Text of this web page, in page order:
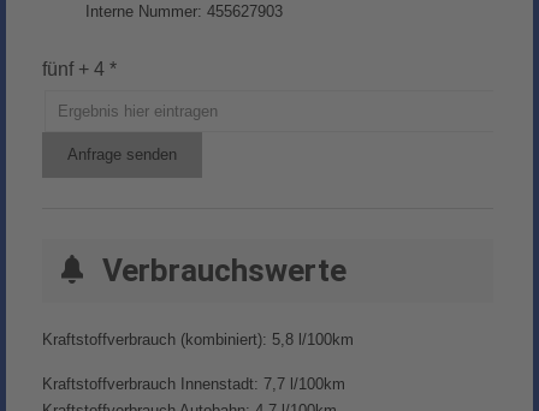
Interne Nummer: 455627903
fünf + 4 *
Anfrage senden
Verbrauchswerte
Kraftstoffverbrauch (kombiniert): 5,8 l/100km
Kraftstoffverbrauch Innenstadt: 7,7 l/100km